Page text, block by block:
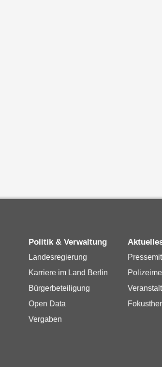
Politik & Verwaltung
Landesregierung
Karriere im Land Berlin
Bürgerbeteiligung
Open Data
Vergaben